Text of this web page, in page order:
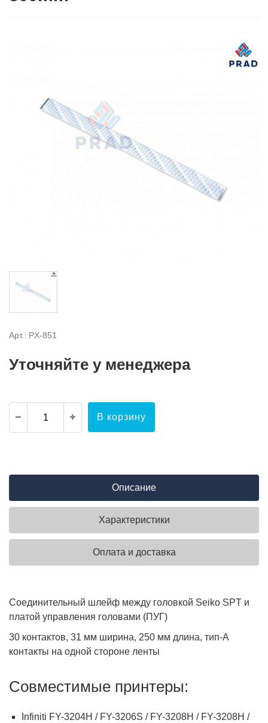
Арт.: PX-851
Уточняйте у менеджера
В корзину
Описание
Характеристики
Оплата и доставка
Соединительный шлейф между головкой Seiko SPT и
платой управления головами (ПУГ)
30 контактов, 31 мм ширина, 250 мм длина, тип-A
контакты на одной стороне ленты
Совместимые принтеры:
Infiniti FY-3204H / FY-3206S / FY-3208H / FY-3208H /